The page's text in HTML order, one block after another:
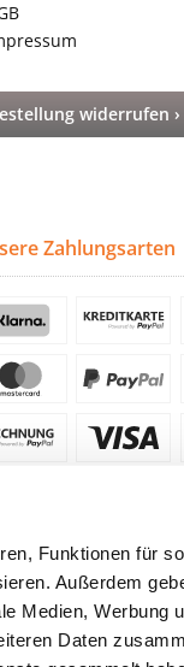
Funktionen für
Außerdem
Medien, Werbung
Daten
widerrufen ›
Zahlungsarten